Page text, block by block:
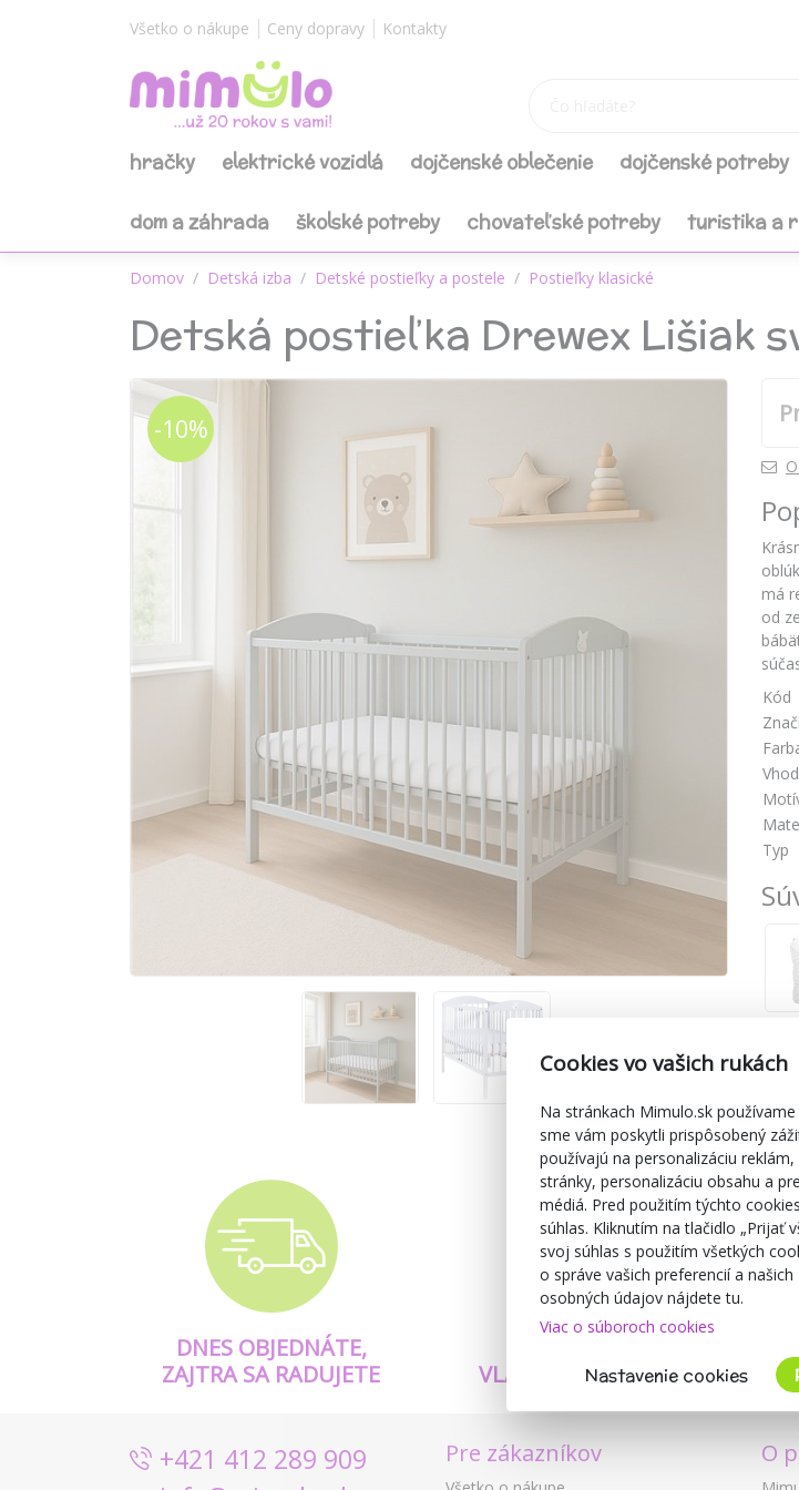
Všetko o nákupe Ceny dopravy Kontakty
hračky elektrické vozidlá dojčenské oblečenie dojčenské potreby
dom a záhrada školské potreby chovateľské potreby turistika a
Domov Detská izba Detské postieľky a postele Postieľky klasické
Detská postieľka Drewex Lišiak
-10%
má
od
Kód
Typ
DNES OBJEDNÁTE,
ZAJTRA SA RADUJETE
VLASTNÉ PRODUKTY
+421 412 289 909
Pre zákazníkov O
Cookies vo vašich rukách
Na stránkach Mimulo.sk
sme vám poskytli prispôsobený
používajú na personalizáciu
stránky, personalizáciu obsahu a
médiá. Pred použitím týchto
súhlas. Kliknutím na tlačidlo „Prijať
svoj súhlas s použitím všetkých
o správe vašich preferencií a
osobných údajov nájdete tu.
Viac o súboroch cookies
Nastavenie cookies